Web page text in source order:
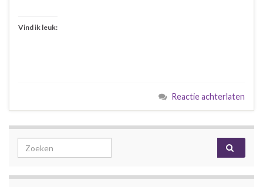
Vind ik leuk:
Reactie achterlaten
Search for: